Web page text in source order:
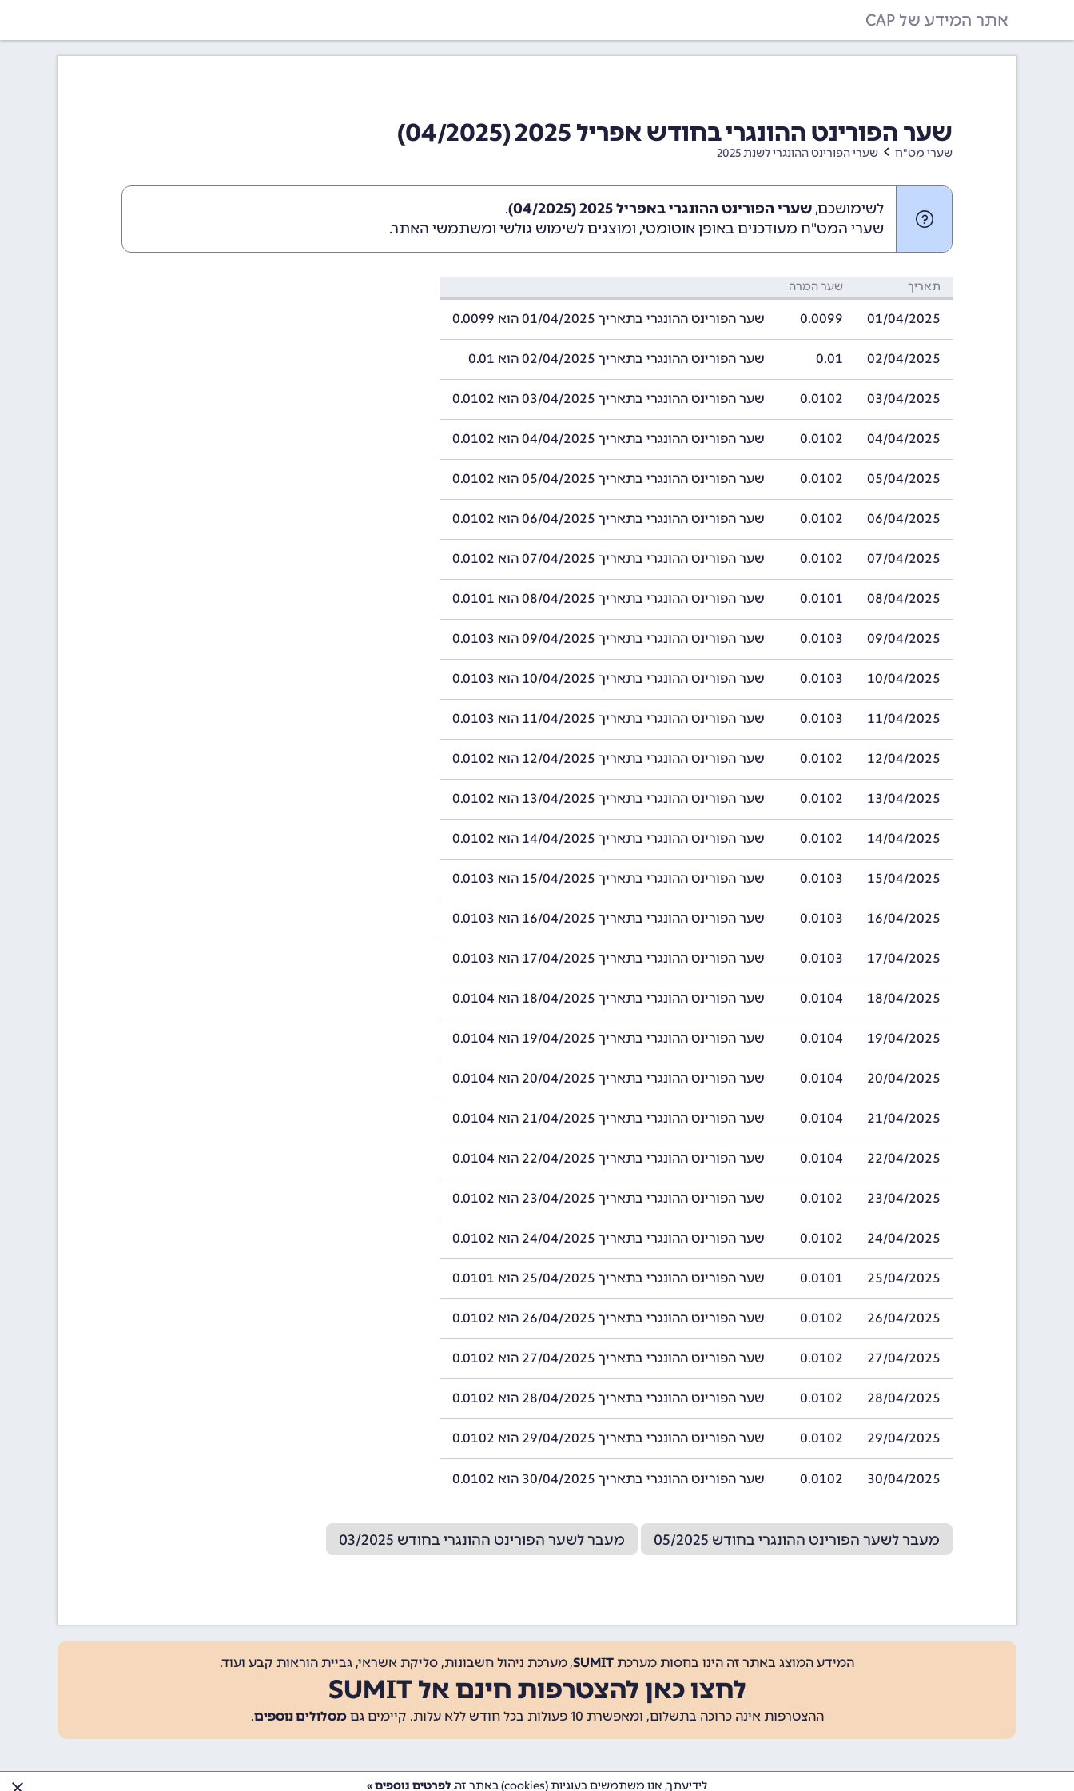
אתר המידע של CAP
שער הפורינט ההונגרי בחודש אפריל 2025 (04/2025)
שערי מט"ח שערי הפורינט ההונגרי לשנת 2025
לשימושכם, שערי הפורינט ההונגרי באפריל 2025 (04/2025)
.
שערי המט"ח מעודכנים באופן אוטומטי, ומוצגים לשימוש גולשי ומשתמשי האתר.
תאריך שער המרה
01/04/2025
0.0099 שער הפורינט ההונגרי בתאריך 01/04/2025 הוא 0.0099
02/04/2025
0.01 שער הפורינט ההונגרי בתאריך 02/04/2025 הוא 0.01
03/04/2025
0.0102 שער הפורינט ההונגרי בתאריך 03/04/2025 הוא 0.0102
04/04/2025
0.0102 שער הפורינט ההונגרי בתאריך 04/04/2025 הוא 0.0102
05/04/2025
0.0102 שער הפורינט ההונגרי בתאריך 05/04/2025 הוא 0.0102
06/04/2025
0.0102 שער הפורינט ההונגרי בתאריך 06/04/2025 הוא 0.0102
07/04/2025
0.0102 שער הפורינט ההונגרי בתאריך 07/04/2025 הוא 0.0102
08/04/2025
0.0101 שער הפורינט ההונגרי בתאריך 08/04/2025 הוא 0.0101
09/04/2025
0.0103 שער הפורינט ההונגרי בתאריך 09/04/2025 הוא 0.0103
10/04/2025
0.0103 שער הפורינט ההונגרי בתאריך 10/04/2025 הוא 0.0103
11/04/2025
0.0103 שער הפורינט ההונגרי בתאריך 11/04/2025 הוא 0.0103
12/04/2025
0.0102 שער הפורינט ההונגרי בתאריך 12/04/2025 הוא 0.0102
13/04/2025
0.0102 שער הפורינט ההונגרי בתאריך 13/04/2025 הוא 0.0102
14/04/2025
0.0102 שער הפורינט ההונגרי בתאריך 14/04/2025 הוא 0.0102
15/04/2025
0.0103 שער הפורינט ההונגרי בתאריך 15/04/2025 הוא 0.0103
16/04/2025
0.0103 שער הפורינט ההונגרי בתאריך 16/04/2025 הוא 0.0103
17/04/2025
0.0103 שער הפורינט ההונגרי בתאריך 17/04/2025 הוא 0.0103
18/04/2025
0.0104 שער הפורינט ההונגרי בתאריך 18/04/2025 הוא 0.0104
19/04/2025
0.0104 שער הפורינט ההונגרי בתאריך 19/04/2025 הוא 0.0104
20/04/2025
0.0104 שער הפורינט ההונגרי בתאריך 20/04/2025 הוא 0.0104
21/04/2025
0.0104 שער הפורינט ההונגרי בתאריך 21/04/2025 הוא 0.0104
22/04/2025
0.0104 שער הפורינט ההונגרי בתאריך 22/04/2025 הוא 0.0104
23/04/2025
0.0102 שער הפורינט ההונגרי בתאריך 23/04/2025 הוא 0.0102
24/04/2025
0.0102 שער הפורינט ההונגרי בתאריך 24/04/2025 הוא 0.0102
25/04/2025
0.0101 שער הפורינט ההונגרי בתאריך 25/04/2025 הוא 0.0101
26/04/2025
0.0102 שער הפורינט ההונגרי בתאריך 26/04/2025 הוא 0.0102
27/04/2025
0.0102 שער הפורינט ההונגרי בתאריך 27/04/2025 הוא 0.0102
28/04/2025
0.0102 שער הפורינט ההונגרי בתאריך 28/04/2025 הוא 0.0102
29/04/2025
0.0102 שער הפורינט ההונגרי בתאריך 29/04/2025 הוא 0.0102
30/04/2025
0.0102 שער הפורינט ההונגרי בתאריך 30/04/2025 הוא 0.0102
מעבר לשער הפורינט ההונגרי בחודש 05/2025 מעבר לשער הפורינט ההונגרי בחודש 03/2025
המידע המוצג באתר זה הינו בחסות מערכת SUMIT, מערכת ניהול חשבונות, סליקת אשראי, גביית הוראות קבע ועוד.
לחצו כאן להצטרפות חינם אל SUMIT
ההצטרפות אינה כרוכה בתשלום, ומאפשרת 10 פעולות בכל חודש ללא עלות. קיימים גם מסלולים נוספים.
לידיעתך, אנו משתמשים בעוגיות (cookies) באתר זה. לפרטים נוספים »